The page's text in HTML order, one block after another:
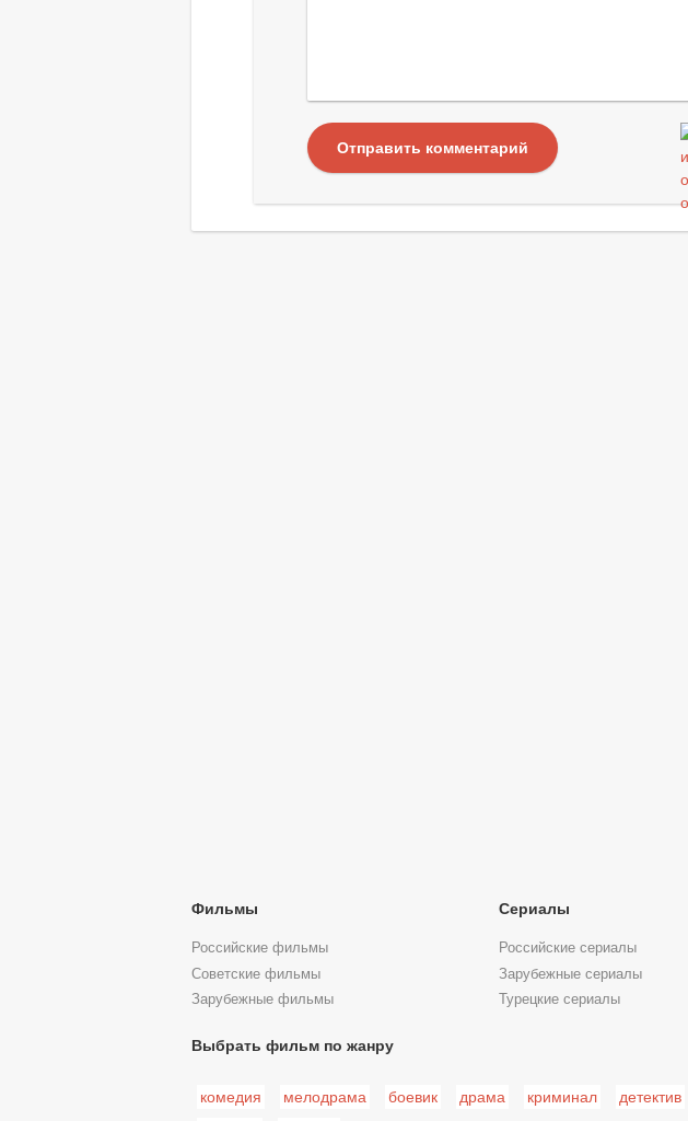
Отправить комментарий
Фильмы
Российские фильмы
Советские фильмы
Зарубежные фильмы
Сериалы
Российские сериалы
Зарубежные сериалы
Турецкие сериалы
Выбрать фильм по жанру
комедия мелодрама боевик драма криминал детектив